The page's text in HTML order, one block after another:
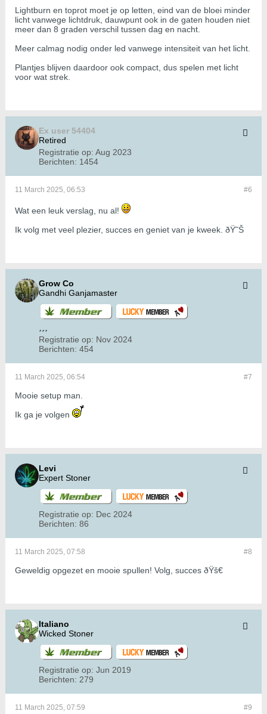
Lightburn en toprot moet je op letten, eind van de bloei minder
licht vanwege lichtdruk, dauwpunt ook in de gaten houden niet
meer dan 8 graden verschil tussen dag en nacht.
Meer calmag nodig onder led vanwege intensiteit van het licht.
Plantjes blijven daardoor ook compact, dus spelen met licht
voor wat strek.
Ex user 54404
Retired
Registratie op: Aug 2023
Berichten: 1454
#6
11 March 2025, 06:53
Wat een leuk verslag, nu al!
Ik volg met veel plezier, succes en geniet van je kweek. ðŸ˜Š
Grow Co
Gandhi Ganjamaster
Registratie op: Nov 2024
Berichten: 454
#7
11 March 2025, 06:54
Mooie setup man.
Ik ga je volgen
Levi
Expert Stoner
Registratie op: Dec 2024
Berichten: 86
#8
11 March 2025, 07:58
Geweldig opgezet en mooie spullen! Volg, succes ðŸš€
Italiano
Wicked Stoner
Registratie op: Jun 2019
Berichten: 279
#9
11 March 2025, 07:59